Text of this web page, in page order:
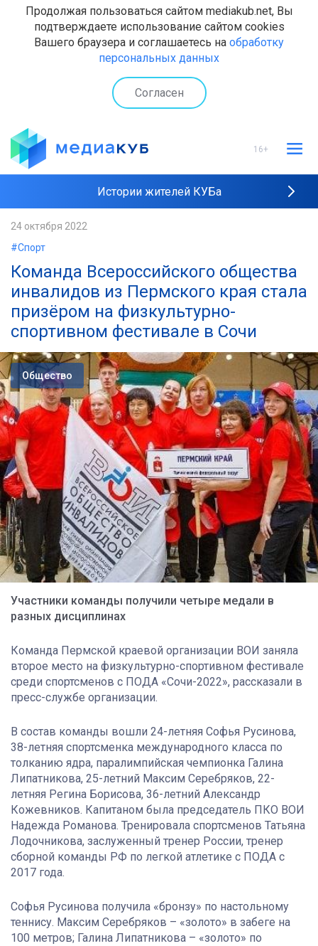
Продолжая пользоваться сайтом mediakub.net, Вы
подтверждаете использование сайтом cookies
Вашего браузера и соглашаетесь на обработку
персональных данных
Согласен
16+
Истории жителей КУБа
24 октября 2022
#Спорт
Команда Всероссийского общества
инвалидов из Пермского края стала
призёром на физкультурно-
спортивном фестивале в Сочи
Общество
Участники команды получили четыре медали в
разных дисциплинах
Команда Пермской краевой организации ВОИ заняла
второе место на физкультурно-спортивном фестивале
среди спортсменов с ПОДА «Сочи-2022», рассказали в
пресс-службе организации.
В состав команды вошли 24-летняя Софья Русинова,
38-летняя спортсменка международного класса по
толканию ядра, паралимпийская чемпионка Галина
Липатникова, 25-летний Максим Серебряков, 22-
летняя Регина Борисова, 36-летний Александр
Кожевников. Капитаном была председатель ПКО ВОИ
Надежда Романова. Тренировала спортсменов Татьяна
Лодочникова, заслуженный тренер России, тренер
сборной команды РФ по легкой атлетике с ПОДА с
2017 года.
Софья Русинова получила «бронзу» по настольному
теннису. Максим Серебряков – «золото» в забеге на
100 метров; Галина Липатникова – «золото» по